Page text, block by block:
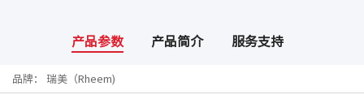
产品参数 产品简介 服务支持
品牌： 瑞美（Rheem)